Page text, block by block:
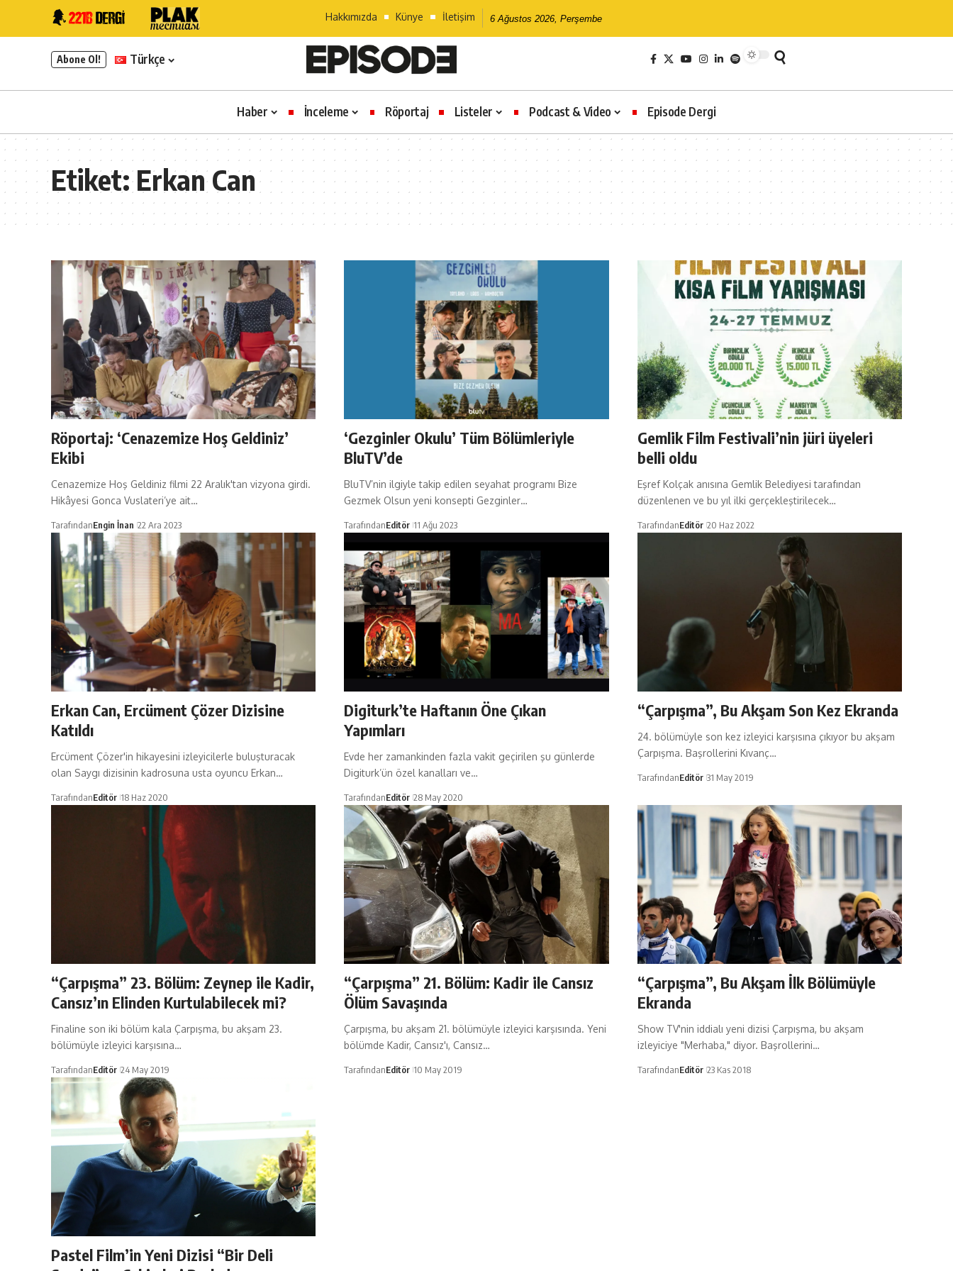
Hakkımızda Künye İletişim 6 Ağustos 2026, Perşembe
Abone Ol! Türkçe
Haber İnceleme Röportaj Listeler Podcast & Video Episode Dergi
Etiket:Erkan Can
Röportaj: ‘Cenazemize Hoş Geldiniz’
Ekibi
Cenazemize Hoş Geldiniz filmi 22 Aralık'tan vizyona girdi.
Hikâyesi Gonca Vuslateri’ye ait…
TarafındanEngin İnan 22 Ara 2023
‘Gezginler Okulu’ Tüm Bölümleriyle
BluTV’de
BluTV’nin ilgiyle takip edilen seyahat programı Bize
Gezmek Olsun yeni konsepti Gezginler…
TarafındanEditör 11 Ağu 2023
Gemlik Film Festivali’nin jüri üyeleri
belli oldu
Eşref Kolçak anısına Gemlik Belediyesi tarafından
düzenlenen ve bu yıl ilki gerçekleştirilecek…
TarafındanEditör 20 Haz 2022
Erkan Can, Ercüment Çözer Dizisine
Katıldı
Ercüment Çözer'in hikayesini izleyicilerle buluşturacak
olan Saygı dizisinin kadrosuna usta oyuncu Erkan…
TarafındanEditör 18 Haz 2020
Digiturk’te Haftanın Öne Çıkan
Yapımları
Evde her zamankinden fazla vakit geçirilen şu günlerde
Digiturk’ün özel kanalları ve…
TarafındanEditör 28 May 2020
“Çarpışma”, Bu Akşam Son Kez Ekranda
24. bölümüyle son kez izleyici karşısına çıkıyor bu akşam
Çarpışma. Başrollerini Kıvanç…
TarafındanEditör 31 May 2019
“Çarpışma” 23. Bölüm: Zeynep ile Kadir,
Cansız’ın Elinden Kurtulabilecek mi?
Finaline son iki bölüm kala Çarpışma, bu akşam 23.
bölümüyle izleyici karşısına…
TarafındanEditör 24 May 2019
“Çarpışma” 21. Bölüm: Kadir ile Cansız
Ölüm Savaşında
Çarpışma, bu akşam 21. bölümüyle izleyici karşısında. Yeni
bölümde Kadir, Cansız'ı, Cansız…
TarafındanEditör 10 May 2019
“Çarpışma”, Bu Akşam İlk Bölümüyle
Ekranda
Show TV'nin iddialı yeni dizisi Çarpışma, bu akşam
izleyiciye "Merhaba," diyor. Başrollerini…
TarafındanEditör 23 Kas 2018
Pastel Film’in Yeni Dizisi “Bir Deli